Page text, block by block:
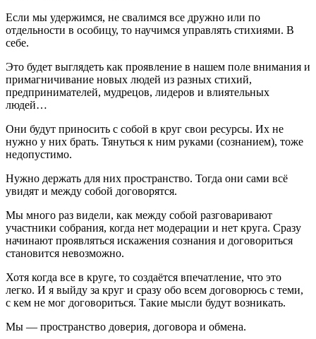
Если мы удержимся, не свалимся все дружно или по
отдельности в особицу, то научимся управлять стихиями. В
себе.
Это будет выглядеть как проявление в нашем поле внимания и
примагничивание новых людей из разных стихий,
предпринимателей, мудрецов, лидеров и влиятельных
людей…
Они будут приносить с собой в круг свои ресурсы. Их не
нужно у них брать. Тянуться к ним руками (сознанием), тоже
недопустимо.
Нужно держать для них пространство. Тогда они сами всё
увидят и между собой договорятся.
Мы много раз видели, как между собой разговаривают
участники собрания, когда нет модерации и нет круга. Сразу
начинают проявляться искажения сознания и договориться
становится невозможно.
Хотя когда все в круге, то создаётся впечатление, что это
легко. И я выйду за круг и сразу обо всем договорюсь с теми,
с кем не мог договориться. Такие мысли будут возникать.
Мы — пространство доверия, договора и обмена.